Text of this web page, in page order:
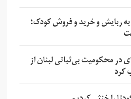
ربایش و خرید و فروش کودک؛
در محکومیت بی‌ثباتی لبنان از
کرد